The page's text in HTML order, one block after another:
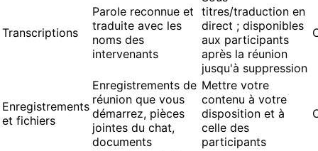
Transcriptions
Parole reconnue et
traduite avec les
noms des
intervenants
titres/traduction en
direct ; disponibles
aux participants
après la réunion
jusqu'à suppression
Enregistrements
et fichiers
Enregistrements de
réunion que vous
démarrez, pièces
jointes du chat,
documents
Mettre votre
contenu à votre
disposition et à
celle des
participants